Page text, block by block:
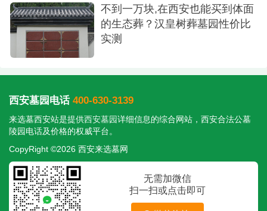
便捷的交通：距离市区适中的车程，让家人前
往祭扫不再是一件舟车劳顿的难事。
优美的环境：高地势带来的开阔视野和精心打
使每一次前来都像是在参观一个宁静的纪念公园，
心情得以平静和慰藉。
专业的服务：从购墓咨询到后续维护，再到提
供的代客祭扫等服务，无不体现着专业、尊重和人
性关怀，让客户感受到全程的省心与安心。
选择白鹿原，不仅仅是选择了一块墓地，更是
不到一万块,在西安也能买到体面
的生态葬？汉皇树葬墓园性价比
实测
西安墓园电话 400-630-3139
来选墓西安站是提供西安墓园 详细信息的综合网站，西安合法公墓
陵园电话及价格的权威平台。
CopyRight ©2026 西安来选墓网
无需加微信
扫一扫或点击即可